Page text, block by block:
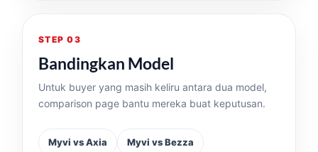
STEP 03
Bandingkan Model
Untuk buyer yang masih keliru antara dua model,
comparison page bantu mereka buat keputusan.
Myvi vs Axia Myvi vs Bezza